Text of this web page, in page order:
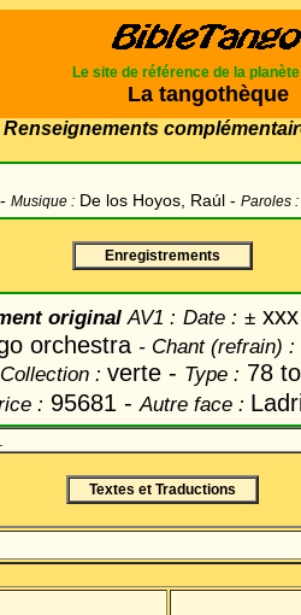
Le site de référence de la planète
La tangothèque
Renseignements
Musique : De los Hoyos, Raúl - Paroles :
Enregistrements
originalAV1 : Date : ± xxx
orchestra - Chant(refrain) :
Collection : verte - Type : 78
: 95681 - Autre face :
Textes et Traductions